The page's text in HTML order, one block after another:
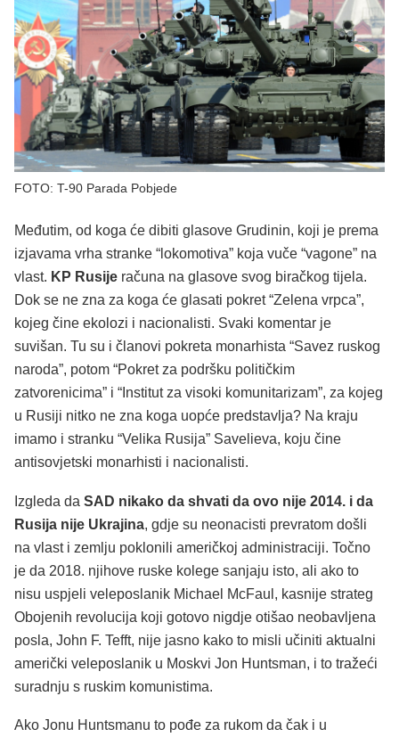
FOTO: T-90 Parada Pobjede
Međutim, od koga će dibiti glasove Grudinin, koji je prema
izjavama vrha stranke “lokomotiva” koja vuče “vagone” na
vlast. KP Rusije računa na glasove svog biračkog tijela.
Dok se ne zna za koga će glasati pokret “Zelena vrpca”,
kojeg čine ekolozi i nacionalisti. Svaki komentar je
suvišan. Tu su i članovi pokreta monarhista “Savez ruskog
naroda”, potom “Pokret za podršku političkim
zatvorenicima” i “Institut za visoki komunitarizam”, za kojeg
u Rusiji nitko ne zna koga uopće predstavlja? Na kraju
imamo i stranku “Velika Rusija” Savelieva, koju čine
antisovjetski monarhisti i nacionalisti.
Izgleda da SAD nikako da shvati da ovo nije 2014. i da
Rusija nije Ukrajina, gdje su neonacisti prevratom došli
na vlast i zemlju poklonili američkoj administraciji. Točno
je da 2018. njihove ruske kolege sanjaju isto, ali ako to
nisu uspjeli veleposlanik Michael McFaul, kasnije strateg
Obojenih revolucija koji gotovo nigdje otišao neobavljena
posla, John F. Tefft, nije jasno kako to misli učiniti aktualni
američki veleposlanik u Moskvi Jon Huntsman, i to tražeći
suradnju s ruskim komunistima.
Ako Jonu Huntsmanu to pođe za rukom da čak i u